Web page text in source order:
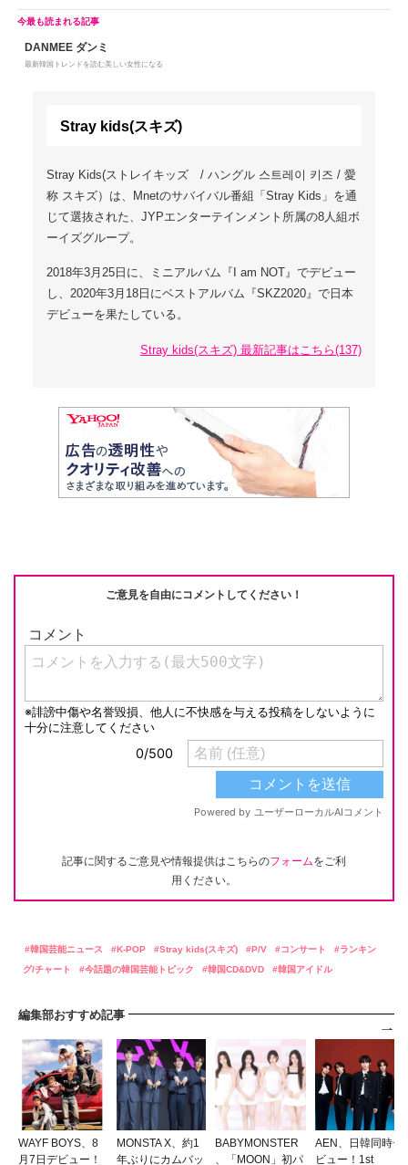
DANMEE ダンミ
最新韓国トレンドを読む美しい女性になる
Stray kids(スキズ)
Stray Kids(ストレイキッズ / ハングル 스트레이 키즈 / 愛
称 スキズ）は、Mnetのサバイバル番組「Stray Kids」を通
じて選抜された、JYPエンターテインメント所属の8人組ボ
ーイズグループ。
2018年3月25日に、ミニアルバム『I am NOT』でデビュー
し、2020年3月18日にベストアルバム『SKZ2020』で日本
デビューを果たしている。
Stray kids(スキズ) 最新記事はこちら(137)
ご意見を自由にコメントしてください！
記事に関するご意見や情報提供はこちらのフォームをご利
用ください。
韓国芸能ニュース K-POP Stray kids(スキズ) P/V コンサート
ランキン
グ/チャート
今話題の韓国芸能トピック 韓国CD&DVD 韓国アイドル
編集部おすすめ記事
WAYF BOYS、8
月7日デビュー！
MONSTA X、約1
年ぶりにカムバッ
BABYMONSTER
、「MOON」初パ
AEN、日韓同時デ
ビュー！1st